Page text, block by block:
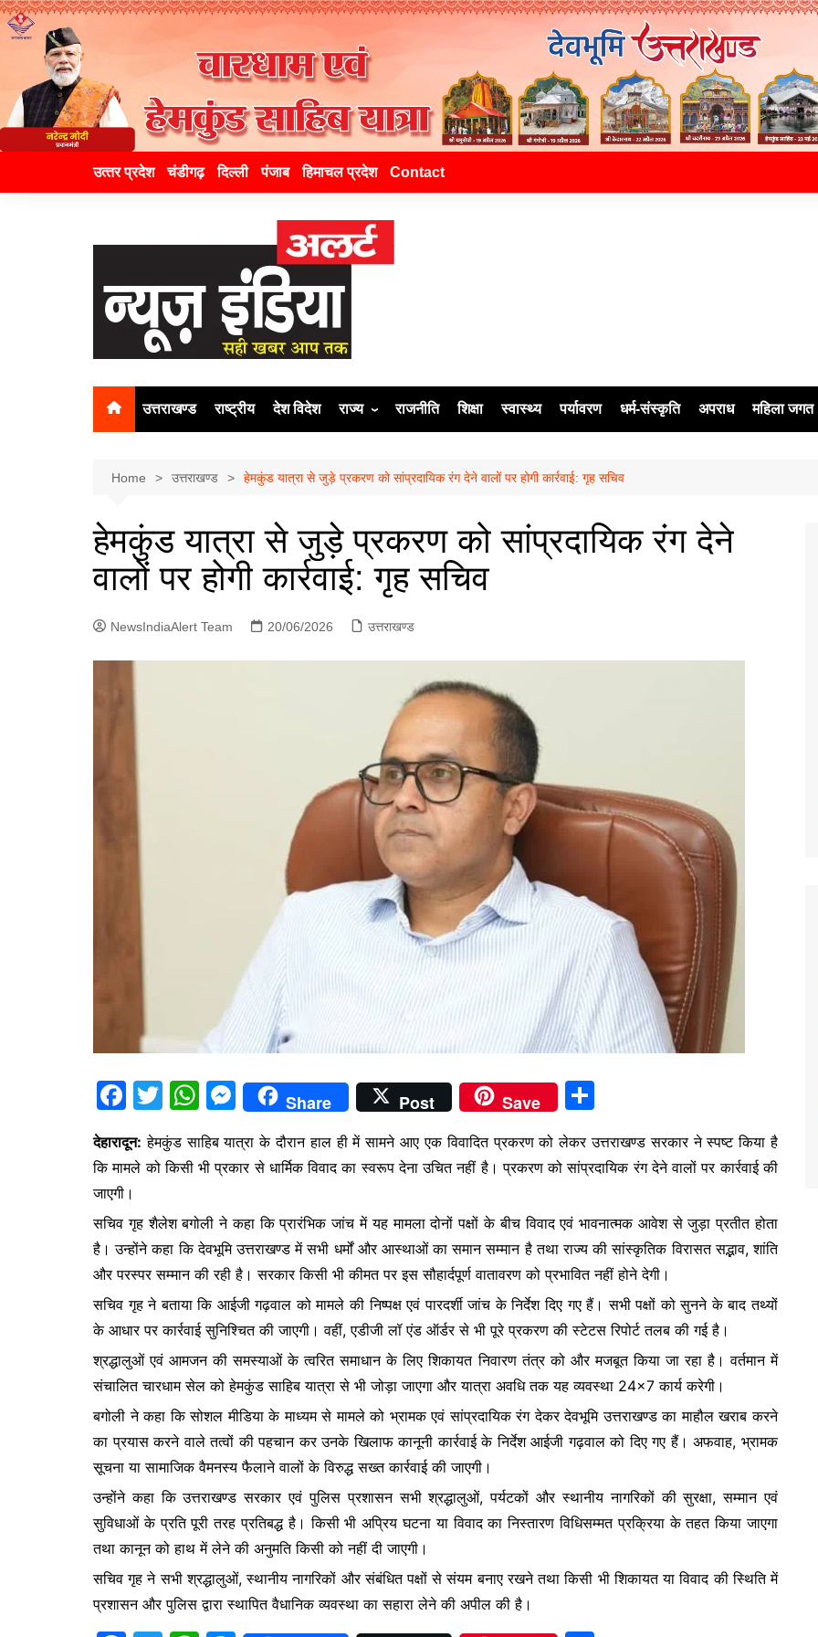
उत्‍तर प्रदेश चंडीगढ़ दिल्ली पंजाब हिमाचल प्रदेश Contact
उत्तराखण्ड राष्ट्रीय देश विदेश राज्य
दिल्ली
पंजाब
चंडीगढ़
राजनीति शिक्षा स्वास्थ्य पर्यावरण धर्म-संस्कृति अपराध महिला जगत
Home उत्तराखण्ड हेमकुंड यात्रा से जुड़े प्रकरण को सांप्रदायिक रंग देने वालों पर होगी कार्रवाई: गृह सचिव
हेमकुंड यात्रा से जुड़े प्रकरण को सांप्रदायिक रंग देने
वालों पर होगी कार्रवाई: गृह सचिव
NewsIndiaAlert Team 20/06/2026 उत्तराखण्ड
F
c
e
b
o
o
k
T
itt
er
W
at
s
A
p
p
M
e
s
s
e
n
g
er
Share Post Save
ar
e
देहारादून: हेमकुंड साहिब यात्रा के दौरान हाल ही में सामने आए एक विवादित प्रकरण को लेकर उत्तराखण्ड सरकार ने स्पष्ट किया है
कि मामले को किसी भी प्रकार से धार्मिक विवाद का स्वरूप देना उचित नहीं है। प्रकरण को सांप्रदायिक रंग देने वालों पर कार्रवाई की
जाएगी।
सचिव गृह शैलेश बगोली ने कहा कि प्रारंभिक जांच में यह मामला दोनों पक्षों के बीच विवाद एवं भावनात्मक आवेश से जुड़ा प्रतीत होता
है। उन्होंने कहा कि देवभूमि उत्तराखण्ड में सभी धर्मों और आस्थाओं का समान सम्मान है तथा राज्य की सांस्कृतिक विरासत सद्भाव, शांति
और परस्पर सम्मान की रही है। सरकार किसी भी कीमत पर इस सौहार्दपूर्ण वातावरण को प्रभावित नहीं होने देगी।
सचिव गृह ने बताया कि आईजी गढ़वाल को मामले की निष्पक्ष एवं पारदर्शी जांच के निर्देश दिए गए हैं। सभी पक्षों को सुनने के बाद तथ्यों
के आधार पर कार्रवाई सुनिश्चित की जाएगी। वहीं, एडीजी लॉ एंड ऑर्डर से भी पूरे प्रकरण की स्टेटस रिपोर्ट तलब की गई है।
श्रद्धालुओं एवं आमजन की समस्याओं के त्वरित समाधान के लिए शिकायत निवारण तंत्र को और मजबूत किया जा रहा है। वर्तमान में
संचालित चारधाम सेल को हेमकुंड साहिब यात्रा से भी जोड़ा जाएगा और यात्रा अवधि तक यह व्यवस्था 24×7 कार्य करेगी।
बगोली ने कहा कि सोशल मीडिया के माध्यम से मामले को भ्रामक एवं सांप्रदायिक रंग देकर देवभूमि उत्तराखण्ड का माहौल खराब करने
का प्रयास करने वाले तत्वों की पहचान कर उनके खिलाफ कानूनी कार्रवाई के निर्देश आईजी गढ़वाल को दिए गए हैं। अफवाह, भ्रामक
सूचना या सामाजिक वैमनस्य फैलाने वालों के विरुद्ध सख्त कार्रवाई की जाएगी।
उन्होंने कहा कि उत्तराखण्ड सरकार एवं पुलिस प्रशासन सभी श्रद्धालुओं, पर्यटकों और स्थानीय नागरिकों की सुरक्षा, सम्मान एवं
सुविधाओं के प्रति पूरी तरह प्रतिबद्ध है। किसी भी अप्रिय घटना या विवाद का निस्तारण विधिसम्मत प्रक्रिया के तहत किया जाएगा
तथा कानून को हाथ में लेने की अनुमति किसी को नहीं दी जाएगी।
सचिव गृह ने सभी श्रद्धालुओं, स्थानीय नागरिकों और संबंधित पक्षों से संयम बनाए रखने तथा किसी भी शिकायत या विवाद की स्थिति में
प्रशासन और पुलिस द्वारा स्थापित वैधानिक व्यवस्था का सहारा लेने की अपील की है।